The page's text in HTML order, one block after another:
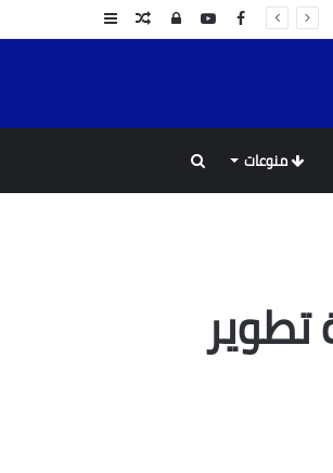
مقال تسجيلYouTubeFacebook
منوعات
تطوير